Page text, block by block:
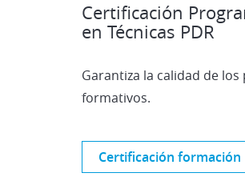
Certificación
en Técnicas PDR
Garantiza la calidad de
formativos.
Certificación formación